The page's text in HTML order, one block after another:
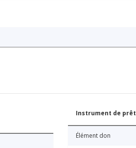
Instrument de prêt
Élément don